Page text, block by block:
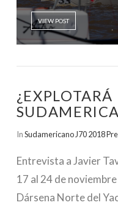
VIEW POST
¿EXPLOTARÁ
InSudamericano J70 2018
Entrevista a Javier
17 al 24 de
Dársena Norte del